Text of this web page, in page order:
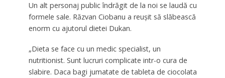
Un alt personaj public îndrăgit de la noi se laudă cu
formele sale. Răzvan Ciobanu a reușit să slăbească
enorm cu ajutorul dietei Dukan.
„Dieta se face cu un medic specialist, un
nutritionist. Sunt lucruri complicate intr-o cura de
slabire. Daca bagi jumatate de tableta de ciocolata